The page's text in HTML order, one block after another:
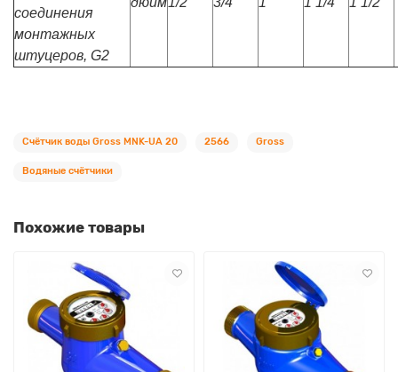
соединения
монтажных
штуцеров, G2
Счётчик воды Gross MNK-UA 20 2566 Gross
Водяные счётчики
Похожие товары